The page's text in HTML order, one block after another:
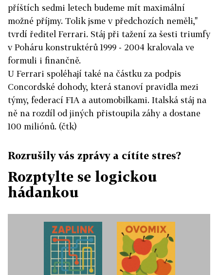
příštích sedmi letech budeme mít maximální
možné příjmy. Tolik jsme v předchozích neměli,"
tvrdí ředitel Ferrari. Stáj při tažení za šesti triumfy
v Poháru konstruktérů 1999 - 2004 kralovala ve
formuli i finančně.
U Ferrari spoléhají také na částku za podpis
Concordské dohody, která stanoví pravidla mezi
týmy, federací FIA a automobilkami. Italská stáj na
ně na rozdíl od jiných přistoupila záhy a dostane
100 miliónů. (čtk)
Rozrušily vás zprávy a cítíte stres?
Rozptylte se logickou
hádankou